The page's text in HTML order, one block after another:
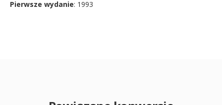
Pierwsze wydanie: 1993